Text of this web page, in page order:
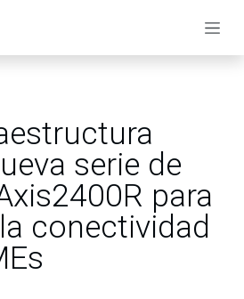
serie de
para
conectividad